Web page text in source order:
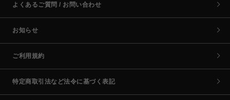
よくあるご質問 / お問い合わせ
お知らせ
ご利用規約
特定商取引法など法令に基づく表記